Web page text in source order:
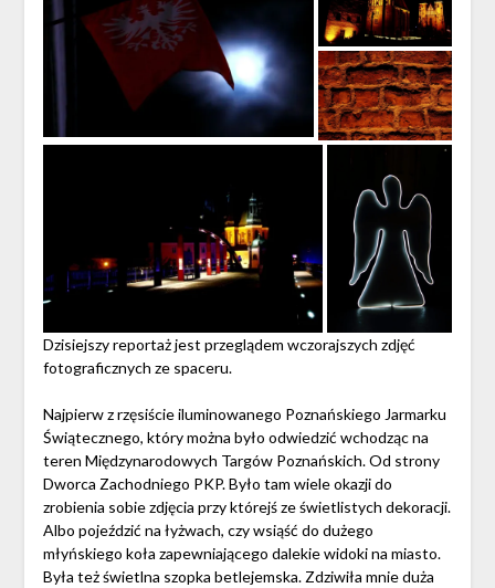
Dzisiejszy reportaż jest przeglądem wczorajszych zdjęć
fotograficznych ze spaceru.
Najpierw z rzęsiście iluminowanego Poznańskiego Jarmarku
Świątecznego, który można było odwiedzić wchodząc na
teren Międzynarodowych Targów Poznańskich. Od strony
Dworca Zachodniego PKP. Było tam wiele okazji do
zrobienia sobie zdjęcia przy którejś ze świetlistych dekoracji.
Albo pojeździć na łyżwach, czy wsiąść do dużego
młyńskiego koła zapewniającego dalekie widoki na miasto.
Była też świetlna szopka betlejemska. Zdziwiła mnie duża